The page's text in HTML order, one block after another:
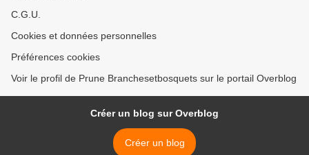
C.G.U.
Cookies et données personnelles
Préférences cookies
Voir le profil de Prune Branchesetbosquets sur le portail Overblog
Créer un blog sur Overblog
Créer un blog